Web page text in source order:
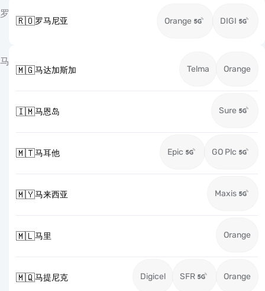
罗
🇷🇴罗马尼亚 Orange DIGI
马
🇲🇬马达加斯加 Telma Orange
🇮🇲马恩岛 Sure
🇲🇹马耳他 Epic GO Plc
🇲🇾马来西亚 Maxis
🇲🇱马里 Orange
🇲🇶马提尼克 Digicel SFR Orange